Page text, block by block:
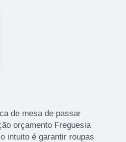
de mesa de passar
orçamento Freguesia
intuito é garantir roupas